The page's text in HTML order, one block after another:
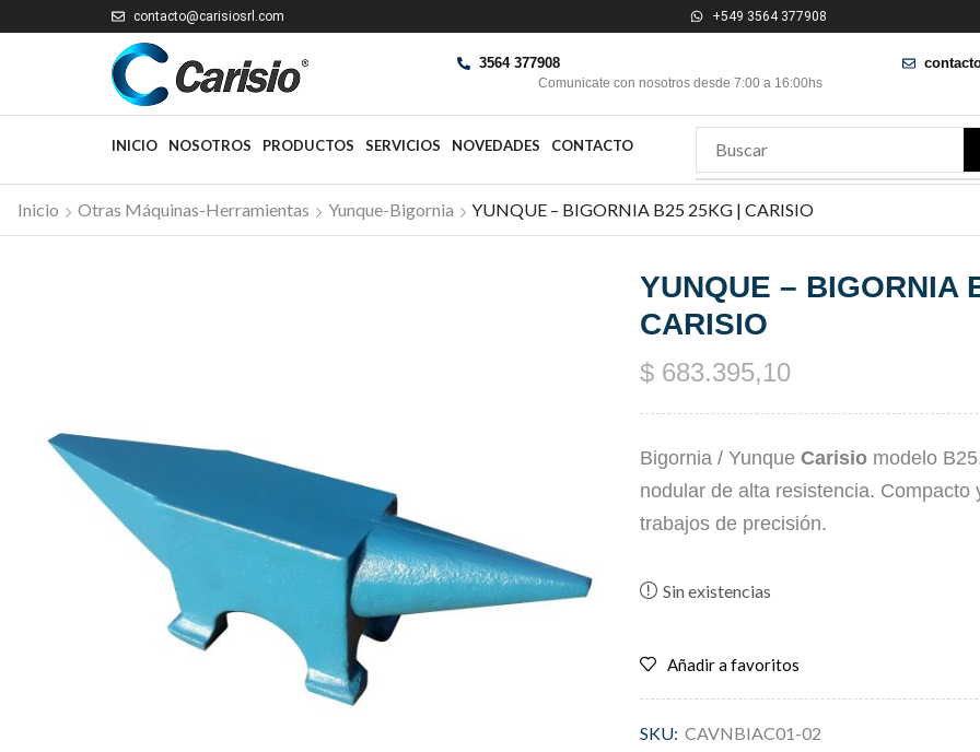
contacto@carisiosrl.com +549 3564 377908
3564 377908
Comunicate con nosotros desde 7:00 a 16:00hs
INICIO NOSOTROS PRODUCTOS SERVICIOS NOVEDADES CONTACTO
Inicio Otras Máquinas-Herramientas Yunque-Bigornia YUNQUE – BIGORNIA B25 25KG | CARISIO
YUNQUE – BIGORNIA
CARISIO
$ 683.395,10
Bigornia / Yunque Carisio modelo
nodular de alta resistencia. Compacto
trabajos de precisión.
Sin existencias
Añadir a favoritos
SKU: CAVNBIAC01-02